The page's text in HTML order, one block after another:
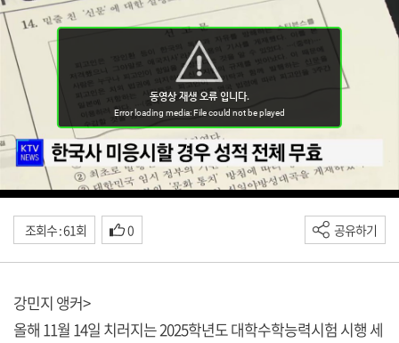
조회수 : 61회 0 공유하기
강민지 앵커>
올해 11월 14일 치러지는 2025학년도 대학수학능력시험 시행 세